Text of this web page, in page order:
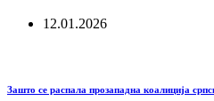
12.01.2026
Зашто се распала прозападна коалиција